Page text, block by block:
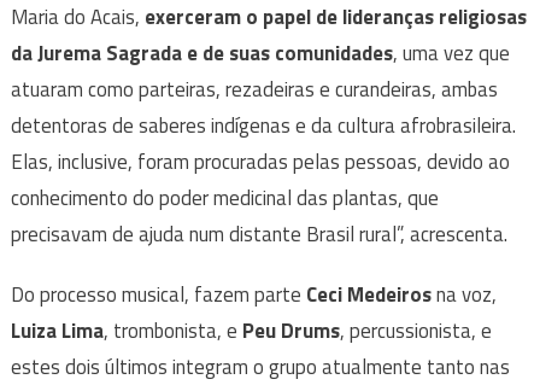
Maria do Acais, exerceram o papel de lideranças religiosas
da Jurema Sagrada e de suas comunidades, uma vez que
atuaram como parteiras, rezadeiras e curandeiras, ambas
detentoras de saberes indígenas e da cultura afrobrasileira.
Elas, inclusive, foram procuradas pelas pessoas, devido ao
conhecimento do poder medicinal das plantas, que
precisavam de ajuda num distante Brasil rural”, acrescenta.
Do processo musical, fazem parte Ceci Medeirosna voz,
Luiza Lima, trombonista, e Peu Drums, percussionista, e
estes dois últimos integram o grupo atualmente tanto nas